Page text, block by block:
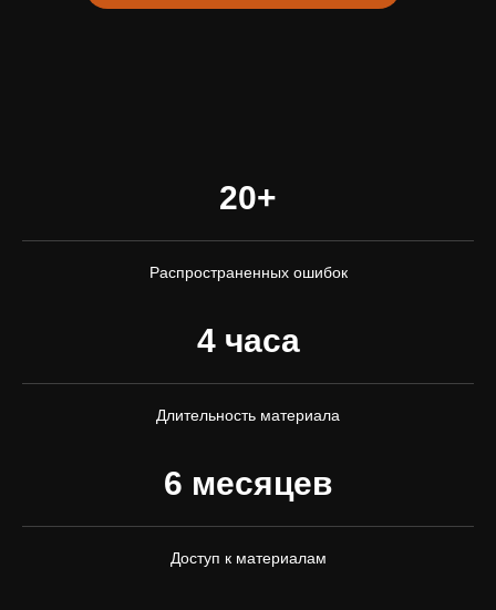
20+
Распространенных ошибок
4 часа
Длительность материала
6 месяцев
Доступ к материалам